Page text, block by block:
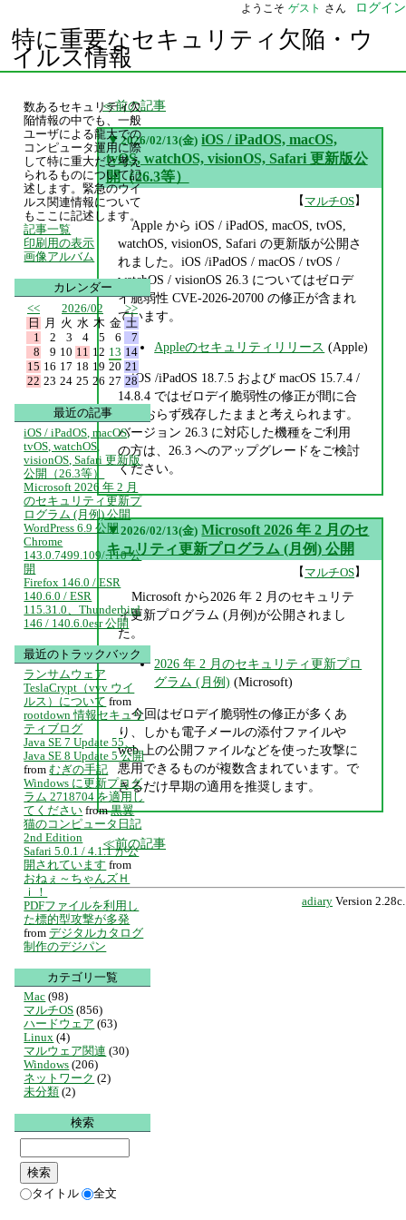
ようこそ ゲスト さん ログイン
特に重要なセキュリティ欠陥・ウ
イルス情報
前の記事
▼ 2026/02/13(金) iOS / iPadOS, macOS,
tvOS, watchOS, visionOS, Safari 更新版公
開（26.3等）
【マルチOS】
Apple から iOS / iPadOS, macOS, tvOS,
watchOS, visionOS, Safari の更新版が公開さ
れました。iOS /iPadOS / macOS / tvOS /
watchOS / visionOS 26.3 についてはゼロデ
イ脆弱性 CVE-2026-20700 の修正が含まれ
ています。
Appleのセキュリティリリース (Apple)
iOS /iPadOS 18.7.5 および macOS 15.7.4 /
14.8.4 ではゼロデイ脆弱性の修正が間に合
っておらず残存したままと考えられます。
バージョン 26.3 に対応した機種をご利用
の方は、26.3 へのアップグレードをご検討
ください。
▼2026/02/13(金) Microsoft 2026 年 2 月のセ
キュリティ更新プログラム (月例) 公開
【 マルチOS】
Microsoft から2026 年 2 月のセキュリテ
ィ更新プログラム (月例)が公開されまし
た。
2026 年 2 月のセキュリティ更新プロ
グラム (月例) (Microsoft)
今回はゼロデイ脆弱性の修正が多くあ
り、しかも電子メールの添付ファイルや
web 上の公開ファイルなどを使った攻撃に
悪用できるものが複数含まれています。で
きるだけ早期の適用を推奨します。
前の記事
adiary Version 2.28c.
数あるセキュリティ欠
陥情報の中でも、一般
ユーザによる龍大での
コンピュータ運用に際
して特に重大だと考え
られるものについて記
述します。緊急のウイ
ルス関連情報について
もここに記述します。
記事一覧
印刷用の表示
画像アルバム
カレンダー
<<
2026/02
>>
日
月 火 水 木 金 土
1
2 3 4 5 6
7
8
9 10 11 12 13 14
15 16 17 18 19 20 21
22 23 24 25 26 27 28
最近の記事
iOS / iPadOS, macOS,
tvOS, watchOS,
visionOS, Safari 更新版
公開（26.3等）
Microsoft 2026 年 2 月
のセキュリティ更新プ
ログラム (月例) 公開
WordPress 6.9 公開
Chrome
143.0.7499.109/.110 公
開
Firefox 146.0 / ESR
140.6.0 / ESR
115.31.0、Thunderbird
146 / 140.6.0esr 公開
最近のトラックバック
ランサムウェア
TeslaCrypt（vvv ウイ
ルス）について from
rootdown 情報セキュリ
ティブログ
Java SE 7 Update 55、
Java SE 8 Update 5 公開
from むぎの手記
Windows に更新プログ
ラム 2718704 を適用し
てください from 黒翼
猫のコンピュータ日記
2nd Edition
Safari 5.0.1 / 4.1.1 が公
開されています from
おねぇ～ちゃんズＨ
ｉ！
PDFファイルを利用し
た標的型攻撃が多発
from デジタルカタログ
制作のデジパン
カテゴリ一覧
Mac (98)
マルチOS (856)
ハードウェア (63)
Linux (4)
マルウェア関連 (30)
Windows (206)
ネットワーク (2)
未分類 (2)
検索
タイトル 全文